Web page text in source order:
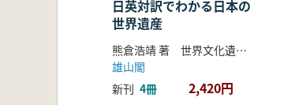
日英対訳でわかる日本の
世界遺産
熊倉浩靖 著 世界文化遺産地域連携会議 監修
雄山閣
新刊 4冊 2,420円